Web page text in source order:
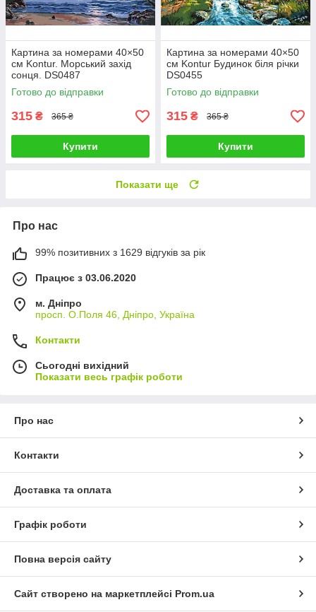
Картина за номерами 40×50
см Kontur. Морський захід
сонця. DS0487
Готово до відправки
315 ₴ 365 ₴
Купити
Картина за номерами 40×50
см Kontur Будинок біля річки
DS0455
Готово до відправки
315 ₴ 365 ₴
Купити
Показати ще
Про нас
99% позитивних з 1629 відгуків за рік
Працює з 03.06.2020
м. Дніпро
просп. О.Поля 46, Дніпро, Україна
Контакти
Сьогодні вихідний
Показати весь графік роботи
Про нас
Контакти
Доставка та оплата
Графік роботи
Повна версія сайту
Сайт створено на маркетплейсі Prom.ua